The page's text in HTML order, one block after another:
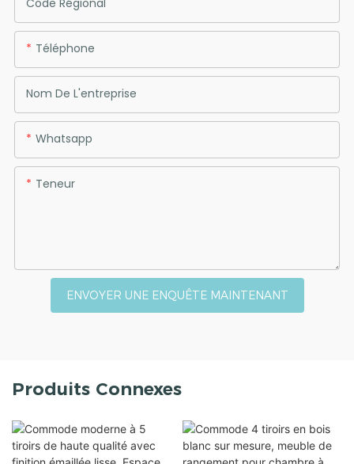
Téléphone
Nom De L'entreprise
Whatsapp
Teneur
ENVOYER UNE ENQUÊTE MAINTENANT
Produits Connexes